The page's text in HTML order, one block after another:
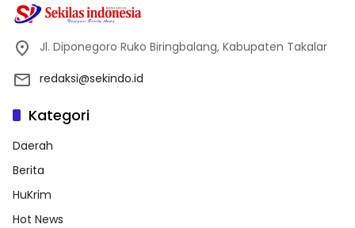
Jl. Diponegoro Ruko Biringbalang, Kabupaten Takalar
redaksi@sekindo.id
Kategori
Daerah
Berita
HuKrim
Hot News